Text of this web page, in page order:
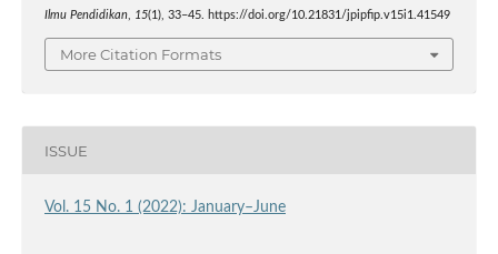
Ilmu Pendidikan, 15(1), 33–45. https://doi.org/10.21831/jpipfip.v15i1.41549
More Citation Formats
ISSUE
Vol. 15 No. 1 (2022): January–June